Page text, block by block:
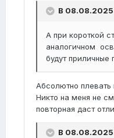
В 08.08.2025
А при короткой
аналогичном
будут приличные
Абсолютно
Никто на меня не
повторная даст
В 08.08.2025